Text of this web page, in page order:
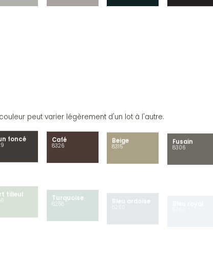
peut varier légèrement d'un lot à l'autre.
foncé Café
8326
Beige
8315
Fusain
8306